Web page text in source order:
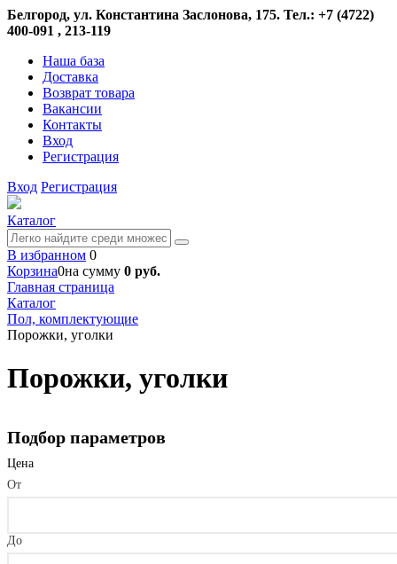
Белгород, ул. Константина Заслонова, 175. Тел.: +7 (4722)
400-091 , 213-119
Наша база
Доставка
Возврат товара
Вакансии
Контакты
Вход
Регистрация
Вход Регистрация
Каталог
В избранном 0
Корзина0на сумму 0 руб.
Главная страница
Каталог
Пол, комплектующие
Порожки, уголки
Порожки, уголки
Подбор параметров
Цена
От
До